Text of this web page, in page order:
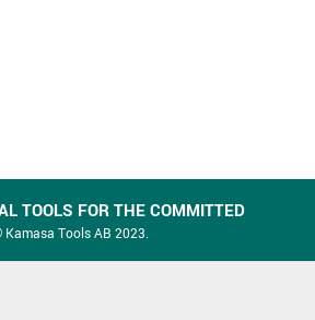
TOOLS FOR THE COMMITTED
Kamasa Tools AB 2023.